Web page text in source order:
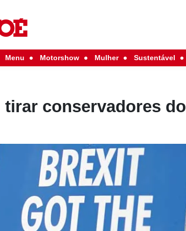
Menu Motorshow Mulher Sustentável
conservadores do